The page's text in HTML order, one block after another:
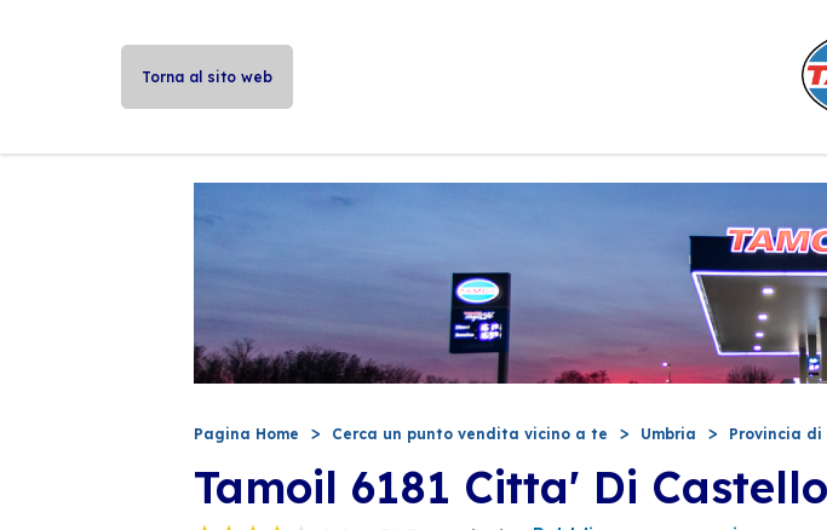
Torna al sito web
Pagina Home Cerca un punto vendita vicino a te Umbria Provincia di
Tamoil 6181 Citta' Di Castello